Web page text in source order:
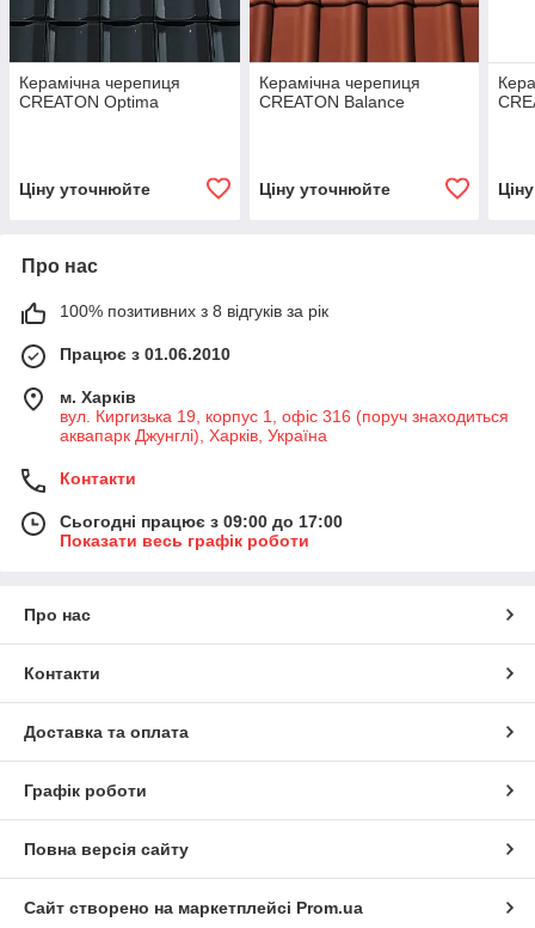
Керамічна черепиця
CREATON Optima
Ціну уточнюйте
Керамічна черепиця
CREATON Balance
Ціну уточнюйте
Про нас
100% позитивних з 8 відгуків за рік
Працює з 01.06.2010
м. Харків
вул. Киргизька 19, корпус 1, офіс 316 (поруч знаходиться
аквапарк Джунглі), Харків, Україна
Контакти
Сьогодні працює з 09:00 до 17:00
Показати весь графік роботи
Про нас
Контакти
Доставка та оплата
Графік роботи
Повна версія сайту
Сайт створено на маркетплейсі Prom.ua